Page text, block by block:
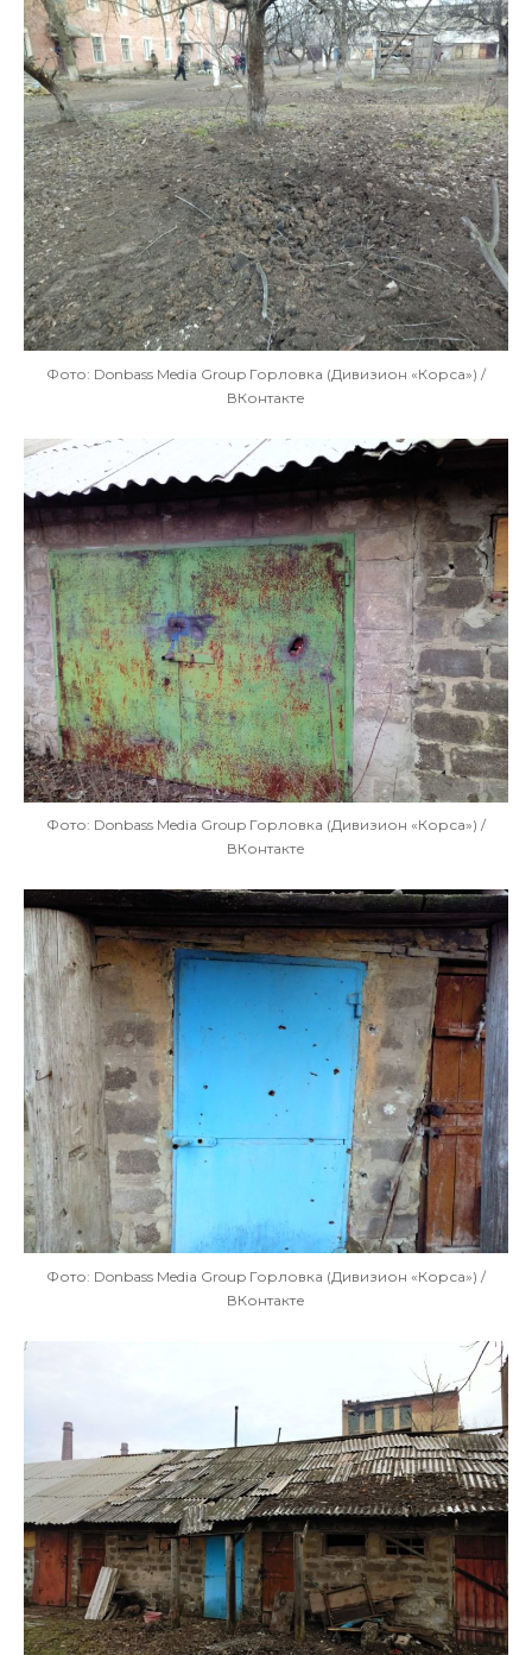
Фото: Donbass Media Group Горловка (Дивизион «Корса») /
ВКонтакте
Фото: Donbass Media Group Горловка (Дивизион «Корса») /
ВКонтакте
Фото: Donbass Media Group Горловка (Дивизион «Корса») /
ВКонтакте